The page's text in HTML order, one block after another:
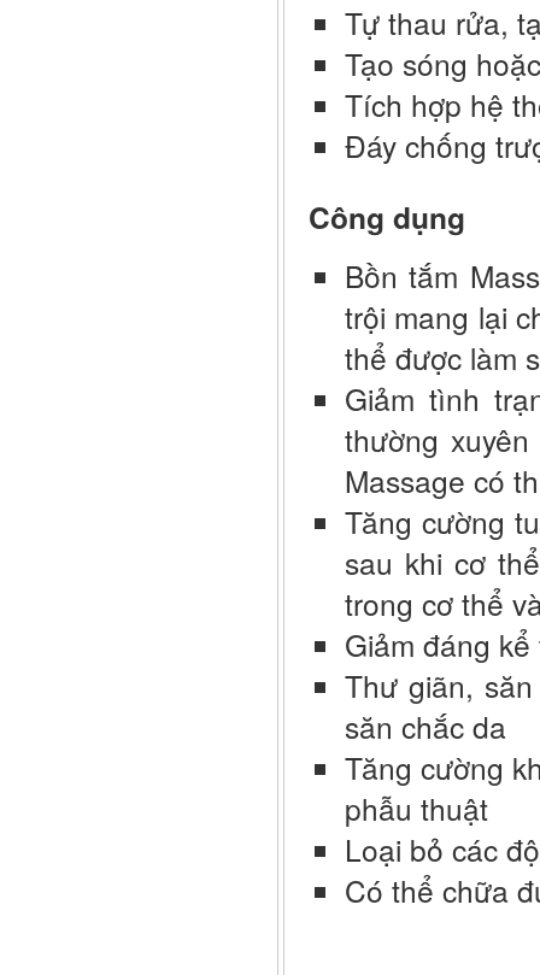
Tự thau rửa,
Tạo sóng
Tích hợp hệ
Đáy chống
Công dụng
Bồn tắm
trội mang lại
thể được làm
Giảm tình
thường
Massage có
Tăng cường
sau khi cơ
trong cơ thể
Giảm đáng
Thư giãn,
săn chắc da
Tăng cường
phẫu thuật
Loại bỏ các
Có thể chữa